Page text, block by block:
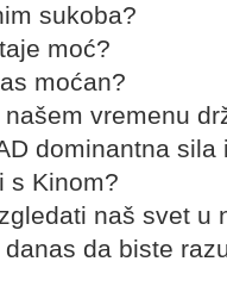
sukoba?
moć?
moćan?
našem vremenu
dominantna
s Kinom?
naš svet u
da biste